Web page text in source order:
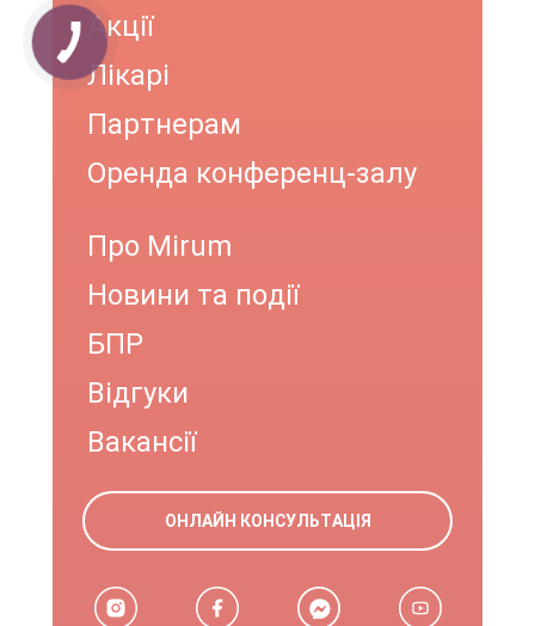
Акції
Лікарі
Партнерам
Оренда конференц-залу
Про Mirum
Новини та події
БПР
Відгуки
Вакансії
ОНЛАЙН КОНСУЛЬТАЦІЯ